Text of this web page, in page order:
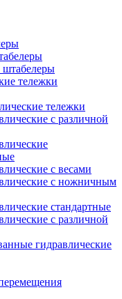
штабелеры
тележки
тележки
с различной
с весами
с ножничным
стандартные
с различной
гидравлические